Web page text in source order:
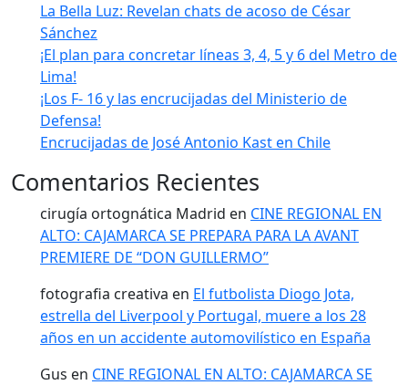
La Bella Luz: Revelan chats de acoso de César
Sánchez
¡El plan para concretar líneas 3, 4, 5 y 6 del Metro de
Lima!
¡Los F- 16 y las encrucijadas del Ministerio de
Defensa!
Encrucijadas de José Antonio Kast en Chile
Comentarios Recientes
cirugía ortognática Madrid en CINE REGIONAL EN
ALTO: CAJAMARCA SE PREPARA PARA LA AVANT
PREMIERE DE “DON GUILLERMO”
fotografia creativa en El futbolista Diogo Jota,
estrella del Liverpool y Portugal, muere a los 28
años en un accidente automovilístico en España
Gus en CINE REGIONAL EN ALTO: CAJAMARCA SE